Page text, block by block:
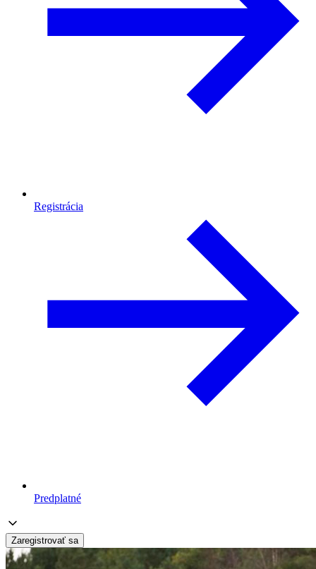
Registrácia
Predplatné
Zaregistrovať sa